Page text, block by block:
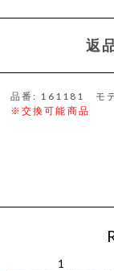
返
品番: 161181 モ
※交換可能商品